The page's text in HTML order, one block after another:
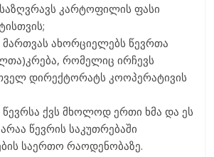
კარტოფილის ფასი
მართვას ახორციელებს წევრთა
რომელიც ირჩევს
დირექტორატს კოოპერატივის
წევრსა ქვს მხოლოდ ერთი ხმა და ეს
წევრის საკუთრებაში
საერთო რაოდენობაზე.